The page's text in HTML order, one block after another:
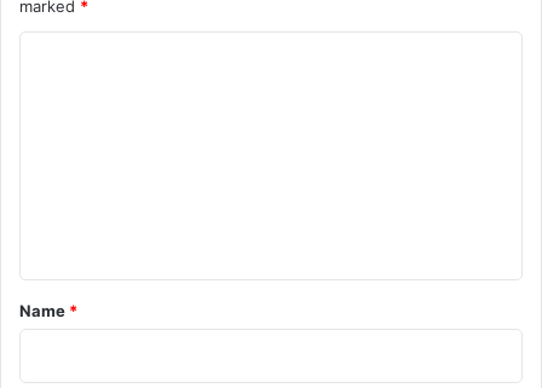
marked *
*
Name *